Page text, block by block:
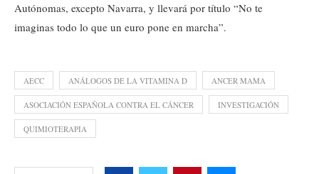
Autónomas, excepto Navarra, y llevará por título “No te
imaginas todo lo que un euro pone en marcha”.
AECC ANÁLOGOS DE LA VITAMINA D ANCER MAMA
ASOCIACIÓN ESPAÑOLA CONTRA EL CÁNCER INVESTIGACIÓN
QUIMIOTERAPIA